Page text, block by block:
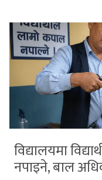
विद्यालयमा
नपाइने, बाल